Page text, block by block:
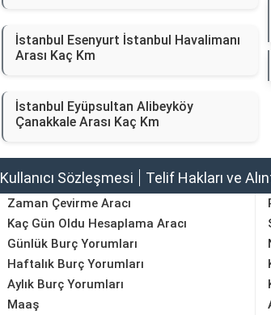
İstanbul Esenyurt İstanbul Havalimanı
Arası Kaç Km
İstanbul Eyüpsultan Alibeyköy
Çanakkale Arası Kaç Km
Kullanıcı Sözleşmesi Telif Hakları ve
Zaman Çevirme Aracı
Kaç Gün Oldu Hesaplama Aracı
Günlük Burç Yorumları
Haftalık Burç Yorumları
Aylık Burç Yorumları
Maaş